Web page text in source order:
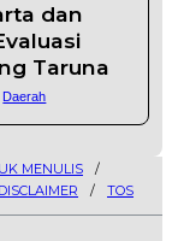
dan
Taruna
Daerah
MENULIS
DISCLAIMER TOS